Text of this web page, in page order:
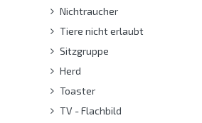
Nichtraucher
Tiere nicht erlaubt
Sitzgruppe
Herd
Toaster
TV - Flachbild